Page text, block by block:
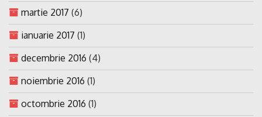
martie 2017 (6)
ianuarie 2017 (1)
decembrie 2016 (4)
noiembrie 2016 (1)
octombrie 2016 (1)